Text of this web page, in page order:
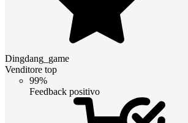
Dingdang_game
Venditore top
99%
Feedback positivo